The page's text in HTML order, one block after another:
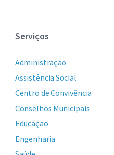
Serviços
Administração
Assistência Social
Centro de Convivência
Conselhos Municipais
Educação
Engenharia